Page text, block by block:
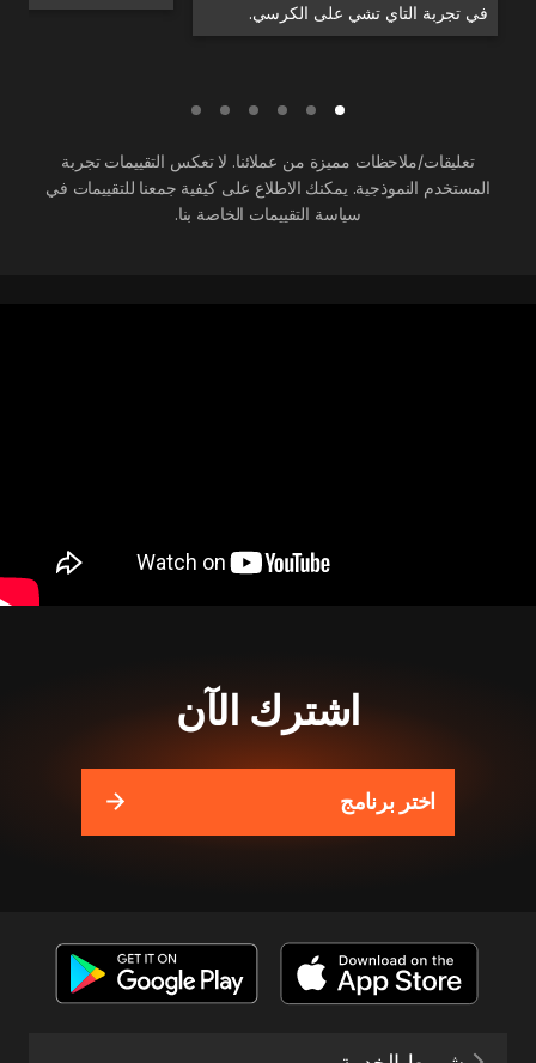
في تجربة التاي تشي على الكرسي.
تعليقات/ملاحظات مميزة من عملائنا. لا تعكس التقييمات تجربة
المستخدم النموذجية. يمكنك الاطلاع على كيفية جمعنا للتقييمات في
سياسة التقييمات الخاصة بنا.
اشترك الآن
اختر برنامج